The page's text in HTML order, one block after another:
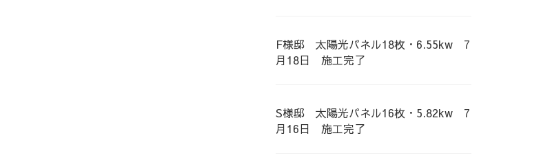
F様邸 太陽光パネル18枚・6.55kw 7
月18日 施工完了
S様邸 太陽光パネル16枚・5.82kw 7
月16日 施工完了